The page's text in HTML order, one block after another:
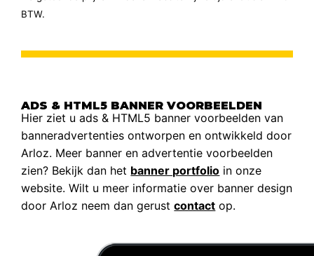
BTW.
ADS & HTML5 BANNER VOORBEELDEN
Hier ziet u ads & HTML5 banner voorbeelden van
banneradvertenties ontworpen en ontwikkeld door
Arloz. Meer banner en advertentie voorbeelden
zien? Bekijk dan het banner portfolio in onze
website. Wilt u meer informatie over banner design
door Arloz neem dan gerustcontact op.